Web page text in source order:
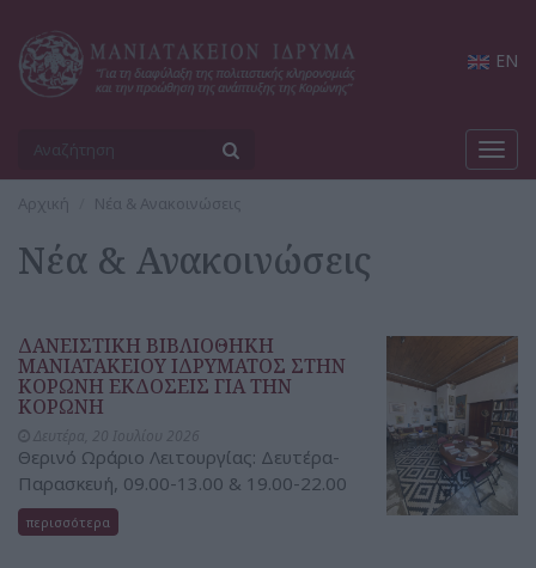
EN
Αρχική Νέα & Ανακοινώσεις
Νέα & Ανακοινώσεις
ΔΑΝΕΙΣΤΙΚΗ ΒΙΒΛΙΟΘΗΚΗ
ΜΑΝΙΑΤΑΚΕΙΟΥ ΙΔΡΥΜΑΤΟΣ ΣΤΗΝ
ΚΟΡΩΝΗ ΕΚΔΟΣΕΙΣ ΓΙΑ ΤΗΝ
ΚΟΡΩΝΗ
Θερινό Ωράριο Λειτουργίας: Δευτέρα-
Παρασκευή, 09.00-13.00 & 19.00-22.00
περισσότερα